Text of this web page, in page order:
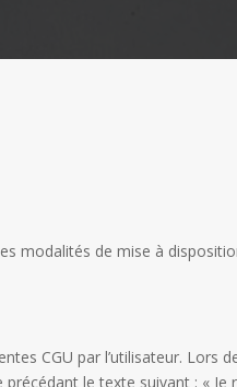
modalités de mise à
CGU par l’utilisateur. Lors
le texte suivant : «